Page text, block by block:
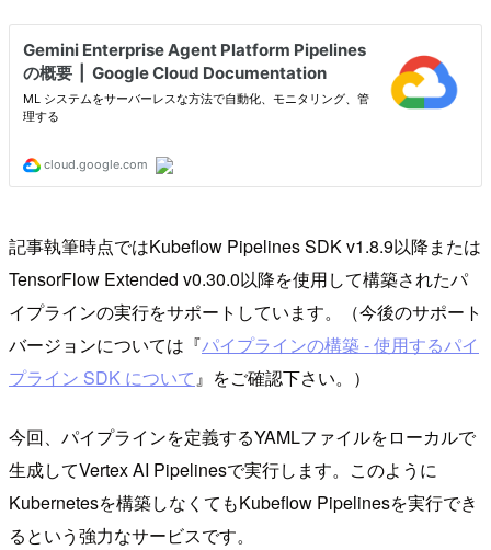
記事執筆時点ではKubeflow Pipelines SDK v1.8.9以降または
TensorFlow Extended v0.30.0以降を使用して構築されたパ
イプラインの実行をサポートしています。（今後のサポート
バージョンについては『パイプラインの構築 - 使用するパイ
プライン SDK について』をご確認下さい。）
今回、パイプラインを定義するYAMLファイルをローカルで
生成してVertex AI Pipelinesで実行します。このように
Kubernetesを構築しなくてもKubeflow Pipelinesを実行でき
るという強力なサービスです。